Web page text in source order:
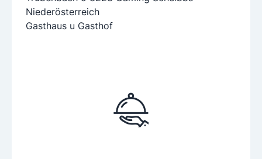
Niederösterreich
Gasthaus u Gasthof